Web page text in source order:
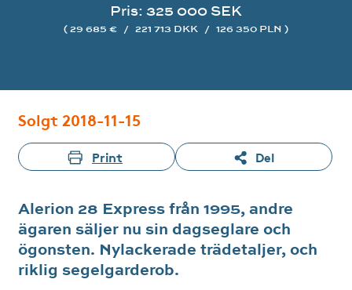
Pris: 325 000 SEK
( 29 685 € / 221 713 DKK / 126 350 PLN )
Solgt 2018-11-15
Print Del
Alerion 28 Express från 1995, andre
ägaren säljer nu sin dagseglare och
ögonsten. Nylackerade trädetaljer, och
riklig segelgarderob.